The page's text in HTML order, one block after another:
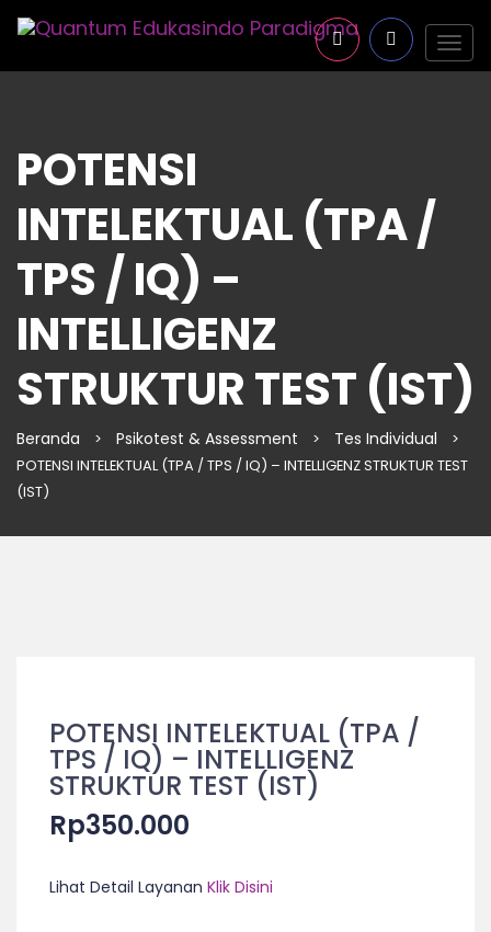
POTENSI
INTELEKTUAL (TPA /
TPS / IQ) –
INTELLIGENZ
STRUKTUR TEST (IST)
Beranda > Psikotest & Assessment > Tes Individual
>
POTENSI INTELEKTUAL (TPA / TPS / IQ) – INTELLIGENZ STRUKTUR TEST
(IST)
POTENSI INTELEKTUAL (TPA /
TPS / IQ) – INTELLIGENZ
STRUKTUR TEST (IST)
Rp350.000
Lihat Detail Layanan Klik Disini